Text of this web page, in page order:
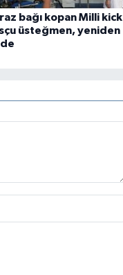
bağı kopan Milli kick
üsteğmen, yeniden